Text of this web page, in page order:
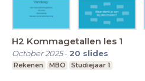
H2 Kommagetallen les 1
October 2025- 20 slides
Rekenen MBO Studiejaar 1